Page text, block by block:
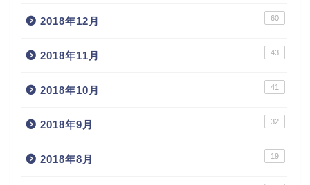
2018年12月 60
2018年11月 43
2018年10月 41
2018年9月 32
2018年8月 19